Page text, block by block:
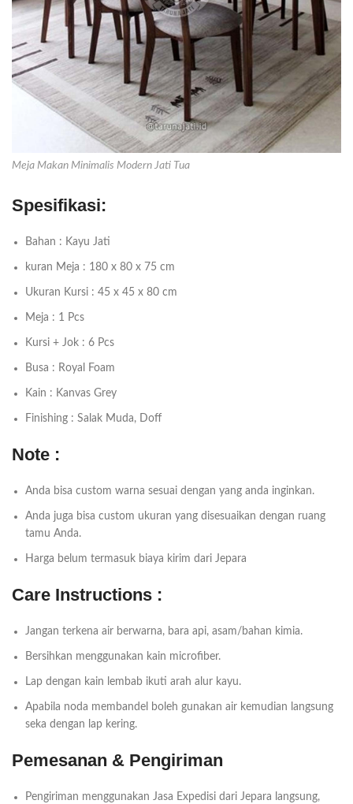
Meja Makan Minimalis Modern Jati Tua
Spesifikasi:
Bahan : Kayu Jati
kuran Meja : 180 x 80 x 75 cm
Ukuran Kursi : 45 x 45 x 80 cm
Meja : 1 Pcs
Kursi + Jok : 6 Pcs
Busa : Royal Foam
Kain : Kanvas Grey
Finishing : Salak Muda, Doff
Note :
Anda bisa custom warna sesuai dengan yang anda inginkan.
Anda juga bisa custom ukuran yang disesuaikan dengan ruang
tamu Anda.
Harga belum termasuk biaya kirim dari Jepara
Care Instructions :
Jangan terkena air berwarna, bara api, asam/bahan kimia.
Bersihkan menggunakan kain microfiber.
Lap dengan kain lembab ikuti arah alur kayu.
Apabila noda membandel boleh gunakan air kemudian langsung
seka dengan lap kering.
Pemesanan & Pengiriman
Pengiriman menggunakan Jasa Expedisi dari Jepara langsung,